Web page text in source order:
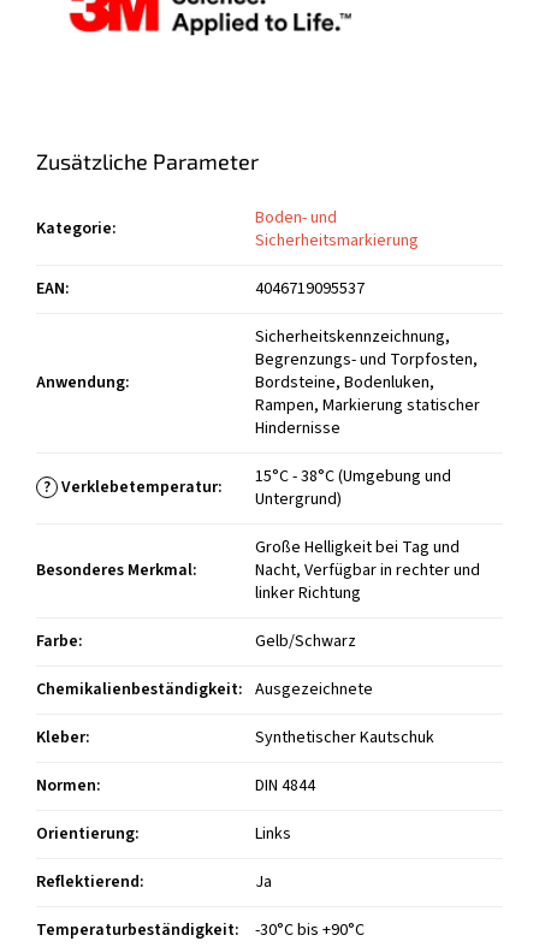
Zusätzliche Parameter
Kategorie:
Boden- und
Sicherheitsmarkierung
EAN: 4046719095537
Anwendung:
Sicherheitskennzeichnung,
Begrenzungs- und Torpfosten,
Bordsteine, Bodenluken,
Rampen, Markierung statischer
Hindernisse
? Verklebetemperatur:
15°C - 38°C (Umgebung und
Untergrund)
Besonderes Merkmal:
Große Helligkeit bei Tag und
Nacht, Verfügbar in rechter und
linker Richtung
Farbe:
Gelb/Schwarz
Chemikalienbeständigkeit: Ausgezeichnete
Kleber:
Synthetischer Kautschuk
Normen:
DIN 4844
Orientierung:
Links
Reflektierend:
Ja
Temperaturbeständigkeit: -30°C bis +90°C